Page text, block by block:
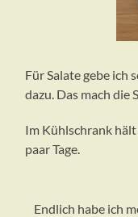
Für Salate gebe ich
dazu. Das mach die
Im Kühlschrank
paar Tage.
Endlich habe ich